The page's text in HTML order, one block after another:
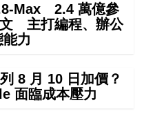
Max 2.4 萬億參
主打編程、辦公
力
8 月 10 日加價？
面臨成本壓力